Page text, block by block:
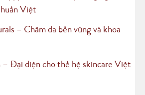
Việt
– Chăm da bền vững và khoa
Đại diện cho thế hệ skincare Việt